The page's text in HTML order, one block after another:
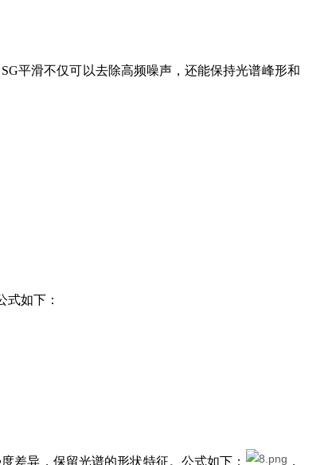
平滑不仅可以去除高频噪声，还能保持光谱峰形和
如下：
差异，保留光谱的形状特征。公式如下：
，